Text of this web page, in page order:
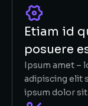
Etiam id
posuere
Ipsum amet –
adipiscing elit
ipsum dolor